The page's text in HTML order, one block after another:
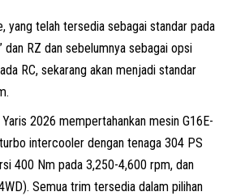
yang telah tersedia sebagai standar pada
dan RZ dan sebelumnya sebagai opsi
RC, sekarang akan menjadi standar
2026 mempertahankan mesin G16E-
intercooler dengan tenaga 304 PS
400 Nm pada 3,250-4,600 rpm, dan
Semua trim tersedia dalam pilihan